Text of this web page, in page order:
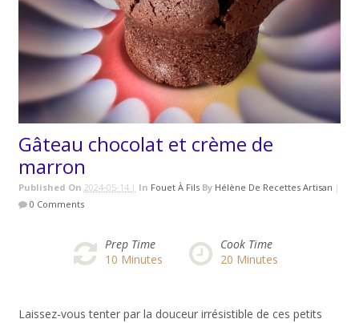
Gâteau chocolat et crème de
marron
Published On 2024-05-14 | In Fouet À Fils By Hélène De Recettes Artisan |
0 Comments
Prep Time
10 Minutes
Cook Time
20 Minutes
Laissez-vous tenter par la douceur irrésistible de ces petits